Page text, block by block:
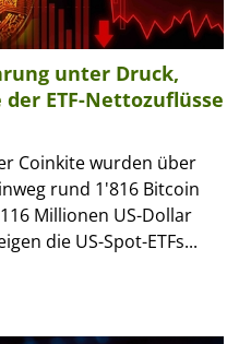
unter Druck,
ETF-Nettozuflüsse
Coinkite wurden über
rund 1'816 Bitcoin
Millionen US-Dollar
die US-Spot-ETFs...